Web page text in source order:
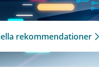
rekommendationer